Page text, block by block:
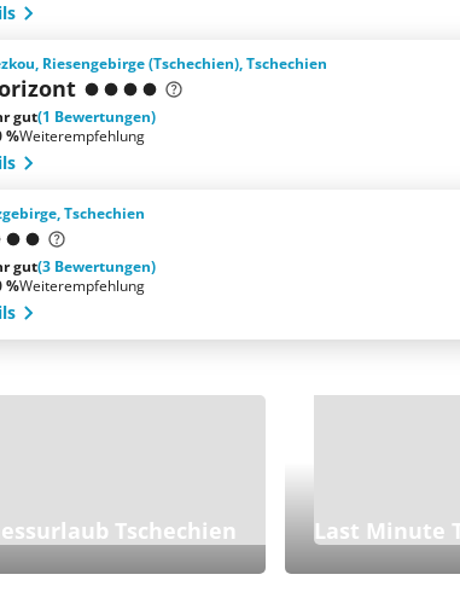
Riesengebirge (Tschechien), Tschechien
gut(1 Bewertungen)
%Weiterempfehlung
Tschechien
gut(3 Bewertungen)
%Weiterempfehlung
Tschechien Last Minute